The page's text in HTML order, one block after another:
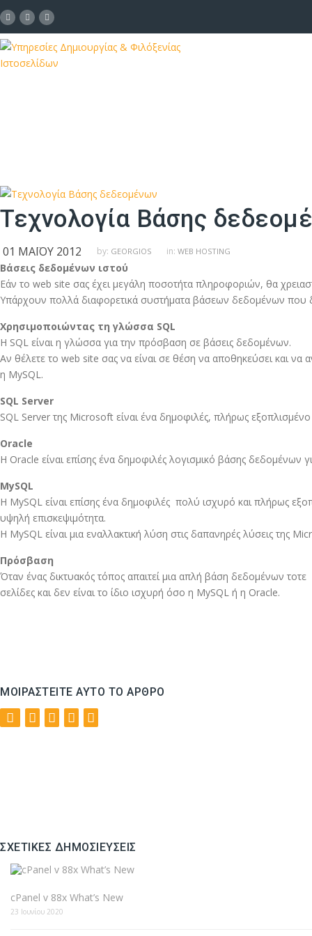
Τεχνολογία Βάσης
01 ΜΑΪ́ΟΥ 2012 by: GEORGIOS in: WEB HOSTING
Βάσεις δεδομένων ιστού
Εάν το web site σας έχει μεγάλη ποσοτήτα πληροφοριών, θα
Υπάρχουν πολλά διαφορετικά συστήματα βάσεων δεδομένων που
Χρησιμοποιώντας τη γλώσσα SQL
Η SQL είναι η γλώσσα για την πρόσβαση σε βάσεις δεδομένων.
Αν θέλετε το web site σας να είναι σε θέση να αποθηκεύσει και
η MySQL.
SQL Server
SQL Server της Microsoft είναι ένα δημοφιλές, πλήρως
Οracle
Η Oracle είναι επίσης ένα δημοφιλές λογισμικό βάσης
MySQL
Η MySQL είναι επίσης ένα δημοφιλές πολύ ισχυρό και πλήρως
υψηλή επισκεψιμότητα.
Η MySQL είναι μια εναλλακτική λύση στις δαπανηρές λύσεις της
Πρόσβαση
Όταν ένας δικτυακός τόπος απαιτεί μια απλή βάση δεδομένων
σελίδες και δεν είναι το ίδιο ισχυρή όσο η MySQL ή η Oracle.
ΜΟΙΡΑΣΤΕΊΤΕ ΑΥΤΌ ΤΟ ΆΡΘΡΟ
ΣΧΕΤΙΚΈΣ ΔΗΜΟΣΙΕΎΣΕΙΣ
cPanel v 88x What’s New
23 Ιουνίου 2020